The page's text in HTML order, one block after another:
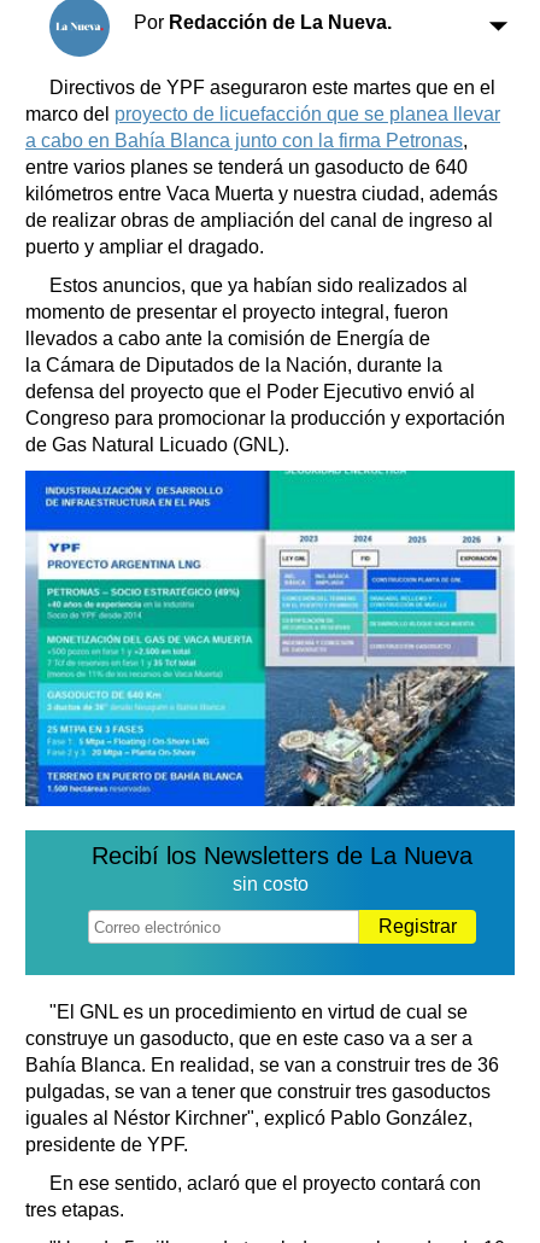
Clasificados
Horóscopo
Suplementos
Servicios
Farmacias
Transportes
Loterías
Datos Útiles
Fúnebres
Edictos
Teléfonos de urgencia
Por Redacción de La Nueva.
Directivos de YPF aseguraron este martes que en el
marco del proyecto de licuefacción que se planea llevar
a cabo en Bahía Blanca junto con la firma Petronas,
entre varios planes se tenderá un gasoducto de 640
kilómetros entre Vaca Muerta y nuestra ciudad, además
de realizar obras de ampliación del canal de ingreso al
puerto y ampliar el dragado.
Estos anuncios, que ya habían sido realizados al
momento de presentar el proyecto integral, fueron
llevados a cabo ante la comisión de Energía de
la Cámara de Diputados de la Nación, durante la
defensa del proyecto que el Poder Ejecutivo envió al
Congreso para promocionar la producción y exportación
de Gas Natural Licuado (GNL).
Recibí los Newsletters de La Nueva
sin costo
Registrar
"El GNL es un procedimiento en virtud de cual se
construye un gasoducto, que en este caso va a ser a
Bahía Blanca. En realidad, se van a construir tres de 36
pulgadas, se van a tener que construir tres gasoductos
iguales al Néstor Kirchner", explicó Pablo González,
presidente de YPF.
En ese sentido, aclaró que el proyecto contará con
tres etapas.